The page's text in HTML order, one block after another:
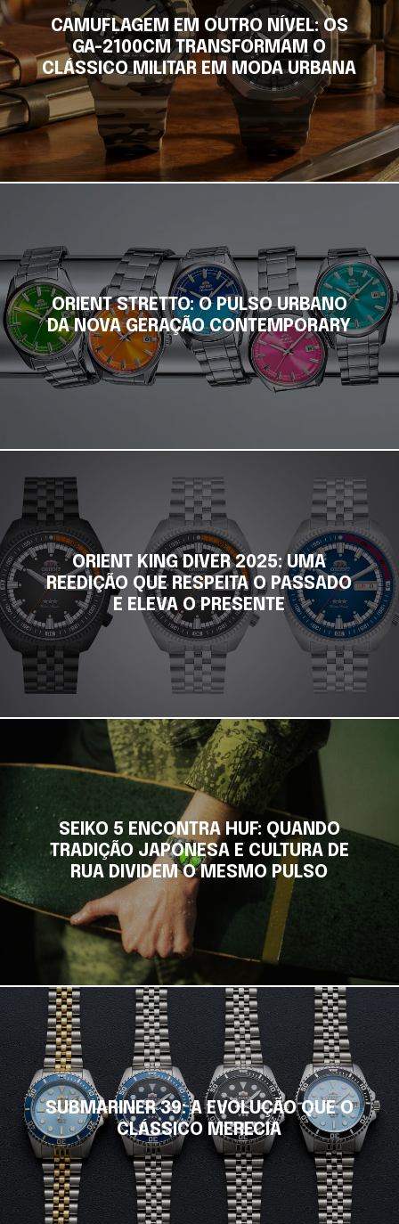
CAMUFLAGEM EM OUTRO NÍVEL: OS
GA-2100CM TRANSFORMAM O
CLÁSSICO MILITAR EM MODA URBANA
ORIENT STRETTO: O PULSO URBANO
DA NOVA GERAÇÃO CONTEMPORARY
ORIENT KING DIVER 2025: UMA
REEDIÇÃO QUE RESPEITA O PASSADO
E ELEVA O PRESENTE
SEIKO 5 ENCONTRA HUF: QUANDO
TRADIÇÃO JAPONESA E CULTURA DE
RUA DIVIDEM O MESMO PULSO
SUBMARINER 39: A EVOLUÇÃO QUE O
CLÁSSICO MERECIA